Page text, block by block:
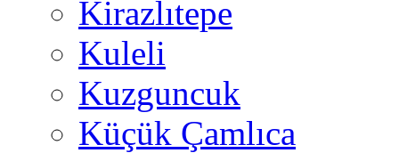
Kirazlıtepe
Kuleli
Kuzguncuk
Küçük Çamlıca